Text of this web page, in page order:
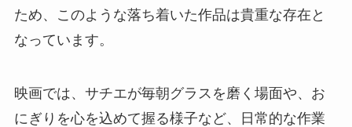
ため、このような落ち着いた作品は貴重な存在と
なっています。
映画では、サチエが毎朝グラスを磨く場面や、お
にぎりを心を込めて握る様子など、日常的な作業